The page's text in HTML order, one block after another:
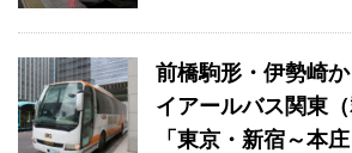
前橋駒形・伊勢崎
イアールバス関東（
「東京・新宿～本